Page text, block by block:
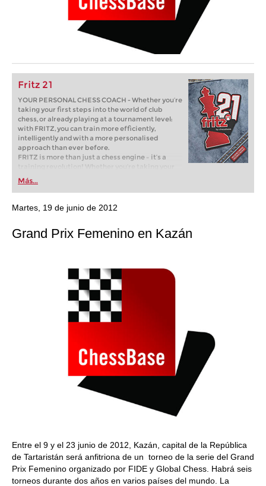
Fritz 21
YOUR PERSONAL CHESS COACH - Whether you’re
taking your first steps into the world of club
chess, or already playing at a tournament level:
with FRITZ, you can train more efficiently,
intelligently and with a more personalised
approach than ever before.
FRITZ is more than just a chess engine – it’s a
training revolution! Whether you’re taking your
first steps into the world of club chess, or already
playing at a tournament level: with FRITZ, you can
train more efficiently, intelligently and with a
more personalised approach than ever before.
Más...
Martes, 19 de junio de 2012
Grand Prix Femenino en Kazán
Entre el 9 y el 23 junio de 2012, Kazán, capital de la República
de Tartaristán será anfitriona de un torneo de la serie del Grand
Prix Femenino organizado por FIDE y Global Chess. Habrá seis
torneos durante dos años en varios países del mundo. La